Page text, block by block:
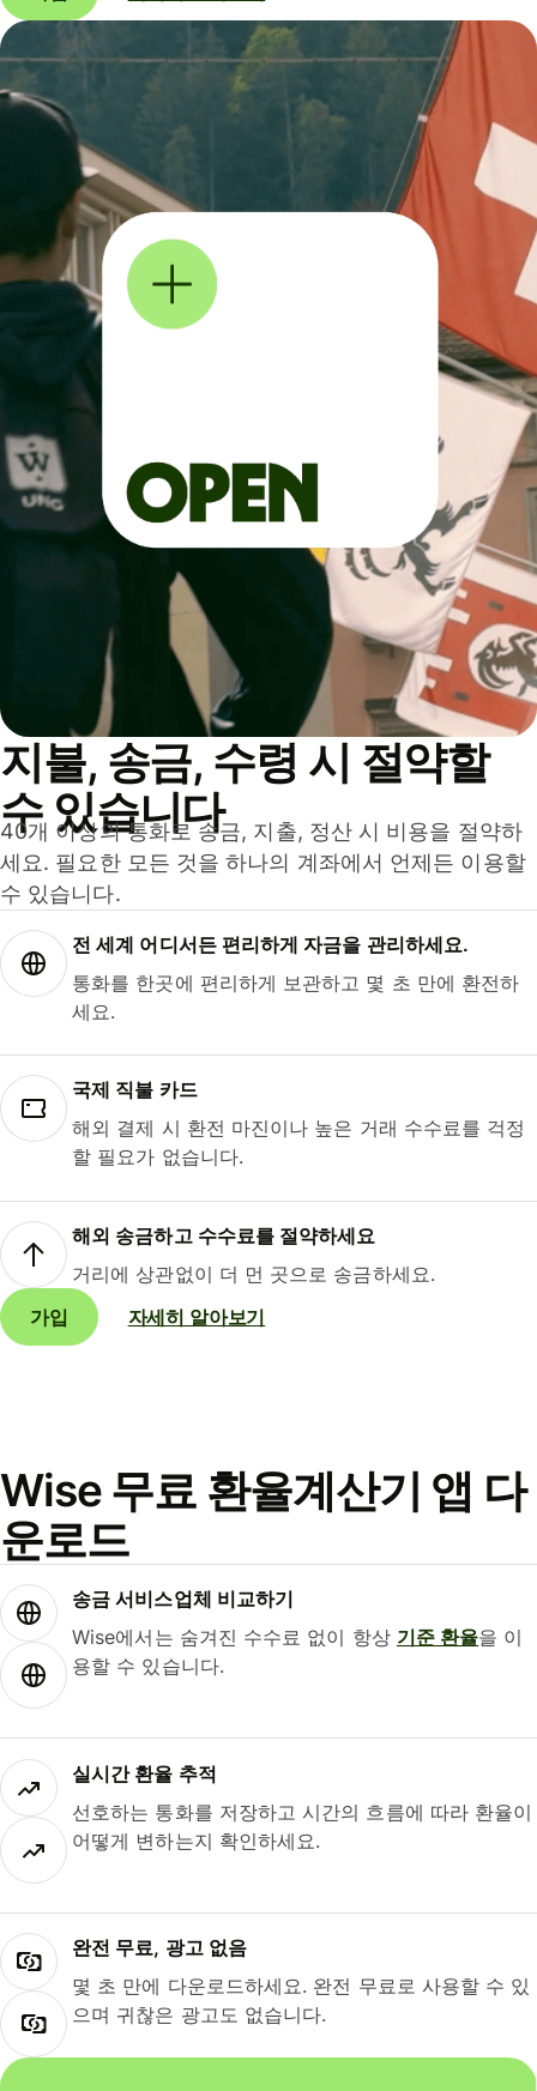
지불, 송금, 수령 시 절약할
수 있습니다
40개 이상의 통화로 송금, 지출, 정산 시 비용을 절약하
세요. 필요한 모든 것을 하나의 계좌에서 언제든 이용할
수 있습니다.
전 세계 어디서든 편리하게 자금을 관리하세요.
통화를 한곳에 편리하게 보관하고 몇 초 만에 환전하
세요.
국제 직불 카드
해외 결제 시 환전 마진이나 높은 거래 수수료를 걱정
할 필요가 없습니다.
해외 송금하고 수수료를 절약하세요
거리에 상관없이 더 먼 곳으로 송금하세요.
가입
자세히 알아보기
Wise 무료 환율계산기 앱 다
운로드
송금 서비스업체 비교하기
Wise에서는 숨겨진 수수료 없이 항상 기준 환율을 이
용할 수 있습니다.
실시간 환율 추적
선호하는 통화를 저장하고 시간의 흐름에 따라 환율이
어떻게 변하는지 확인하세요.
완전 무료, 광고 없음
몇 초 만에 다운로드하세요. 완전 무료로 사용할 수 있
으며 귀찮은 광고도 없습니다.